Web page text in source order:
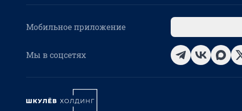
Мобильное приложение
Мы в соцсетях